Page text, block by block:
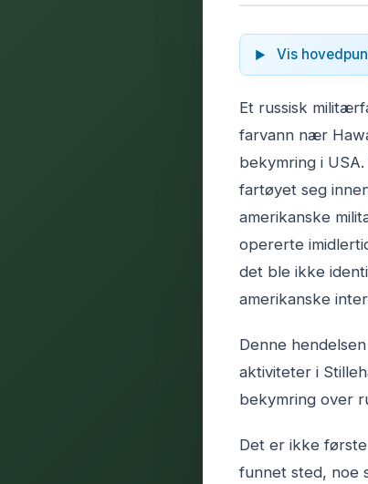
Vis
Et russisk
farvann nær
bekymring i
fartøyet seg
amerikanske
opererte
det ble ikke
amerikanske
Denne
aktiviteter i
bekymring over
Det er ikke
funnet sted, noe